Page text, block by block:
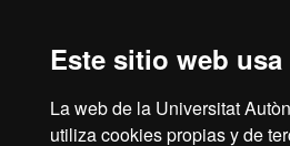
Este sitio web
La web de la Universitat
utiliza cookies propias y de
diplomática o consular en España